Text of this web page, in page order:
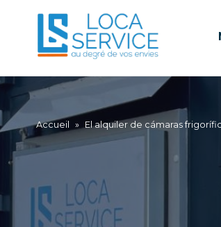
Accueil » El alquiler de cámaras